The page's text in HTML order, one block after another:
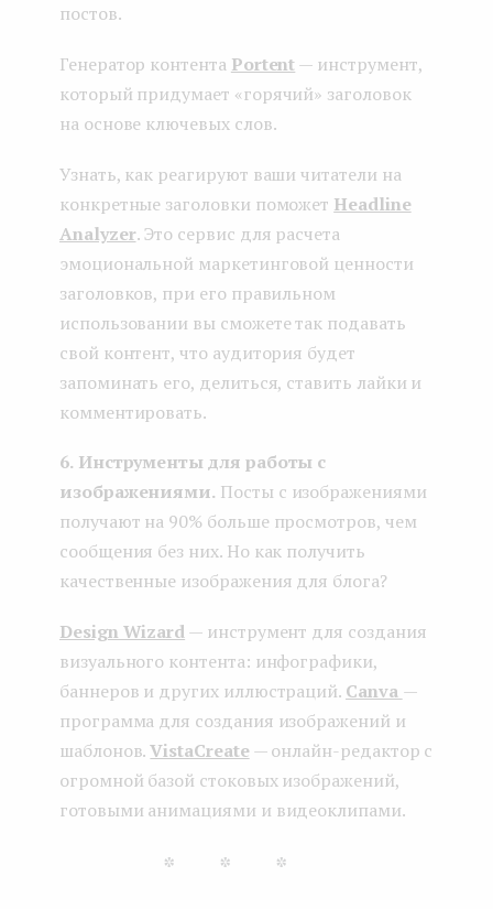
постов.
Генератор контента Portent— инструмент,
который придумает «горячий» заголовок
на основе ключевых слов.
Узнать, как реагируют ваши читатели на
конкретные заголовки поможет Headline
Analyzer. Это сервис для расчета
эмоциональной маркетинговой ценности
заголовков, при его правильном
использовании вы сможете так подавать
свой контент, что аудитория будет
запоминать его, делиться, ставить лайки и
комментировать.
6. Инструменты для работы с
изображениями. Посты с изображениями
получают на 90% больше просмотров, чем
сообщения без них. Но как получить
качественные изображения для блога?
Design Wizard— инструмент для создания
визуального контента: инфографики,
баннеров и других иллюстраций. Canva —
программа для создания изображений и
шаблонов.VistaCreate — онлайн-редактор с
огромной базой стоковых изображений,
готовыми анимациями и видеоклипами.
***